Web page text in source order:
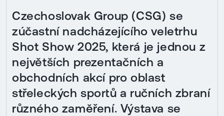
Czechoslovak Group (CSG) se
zúčastní nadcházejícího veletrhu
Shot Show 2025, která je jednou z
největších prezentačních a
obchodních akcí pro oblast
střeleckých sportů a ručních zbraní
různého zaměření. Výstava se